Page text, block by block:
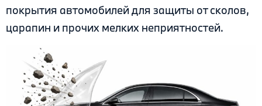
покрытия автомобилей для защиты от сколов,
царапин и прочих мелких неприятностей.